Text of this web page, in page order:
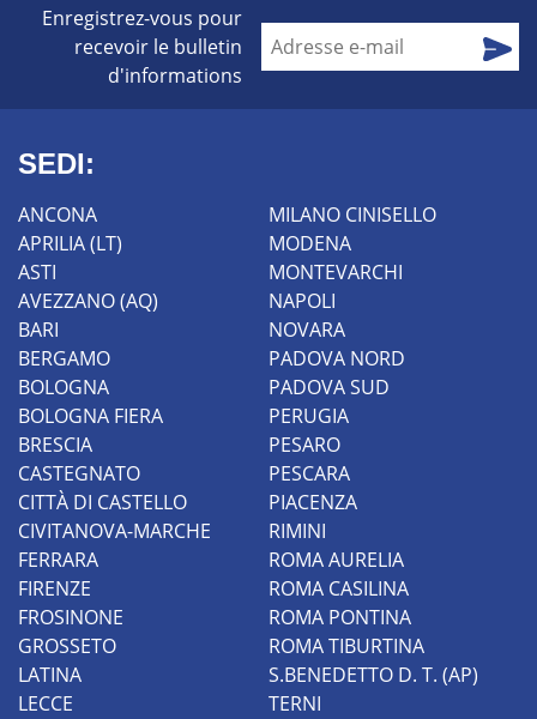
Enregistrez-vous pour
recevoir le bulletin
d'informations
SEDI:
ANCONA
APRILIA (LT)
ASTI
AVEZZANO (AQ)
BARI
BERGAMO
BOLOGNA
BOLOGNA FIERA
BRESCIA
CASTEGNATO
CITTÀ DI CASTELLO
CIVITANOVA-MARCHE
FERRARA
FIRENZE
FROSINONE
GROSSETO
LATINA
LECCE
MILANO CINISELLO
MODENA
MONTEVARCHI
NAPOLI
NOVARA
PADOVA NORD
PADOVA SUD
PERUGIA
PESARO
PESCARA
PIACENZA
RIMINI
ROMA AURELIA
ROMA CASILINA
ROMA PONTINA
ROMA TIBURTINA
S.BENEDETTO D. T. (AP)
TERNI